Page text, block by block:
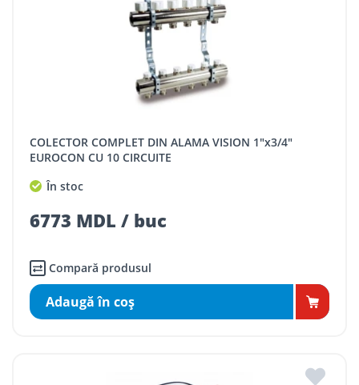
COLECTOR COMPLET DIN ALAMA VISION 1"x3/4"
EUROCON CU 10 CIRCUITE
În stoc
6773 MDL / buc
Compară produsul
Adaugă în coş